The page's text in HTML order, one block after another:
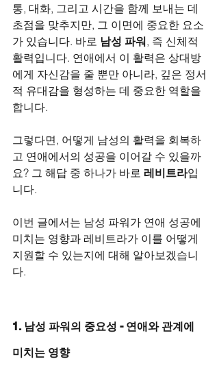
통, 대화, 그리고 시간을 함께 보내는 데
초점을 맞추지만, 그 이면에 중요한 요소
가 있습니다. 바로 남성 파워, 즉 신체적
활력입니다. 연애에서 이 활력은 상대방
에게 자신감을 줄 뿐만 아니라, 깊은 정서
적 유대감을 형성하는 데 중요한 역할을
합니다.
그렇다면, 어떻게 남성의 활력을 회복하
고 연애에서의 성공을 이어갈 수 있을까
요? 그 해답 중 하나가 바로 레비트라입
니다.
이번 글에서는 남성 파워가 연애 성공에
미치는 영향과 레비트라가 이를 어떻게
지원할 수 있는지에 대해 알아보겠습니
다.
1. 남성 파워의 중요성 - 연애와 관계에
미치는 영향